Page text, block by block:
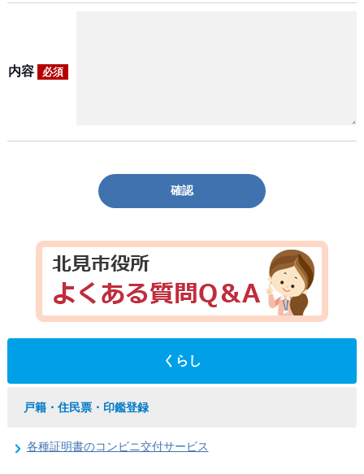
内容 必須
確認
くらし
戸籍・住民票・印鑑登録
各種証明書のコンビニ交付サービス